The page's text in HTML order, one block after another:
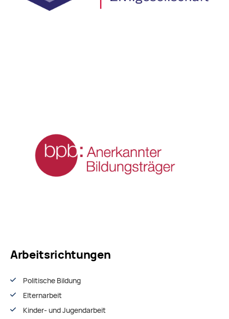
Arbeitsrichtungen
Politische Bildung
Elternarbeit
Kinder- und Jugendarbeit